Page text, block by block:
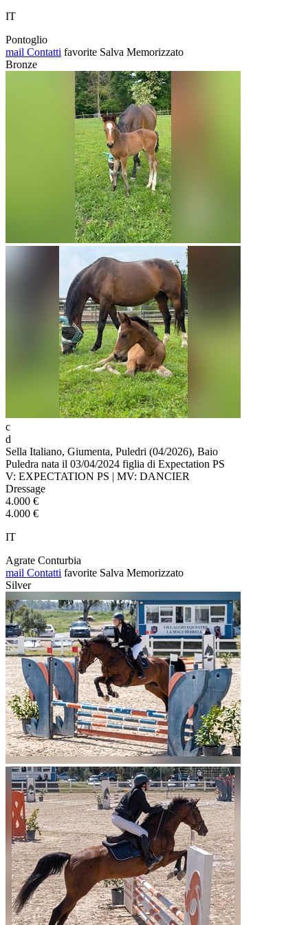
IT
Pontoglio
mail Contatti favorite Salva Memorizzato
Bronze
c
d
Sella Italiano, Giumenta, Puledri (04/2026), Baio
Puledra nata il 03/04/2024 figlia di Expectation PS
V: EXPECTATION PS | MV: DANCIER
Dressage
4.000 €
4.000 €
IT
Agrate Conturbia
mail Contatti favorite Salva Memorizzato
Silver